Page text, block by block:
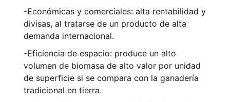
-Económicas y comerciales: alta rentabilidad y
divisas, al tratarse de un producto de alta
demanda internacional.
-Eficiencia de espacio: produce un alto
volumen de biomasa de alto valor por unidad
de superficie si se compara con la ganadería
tradicional en tierra.